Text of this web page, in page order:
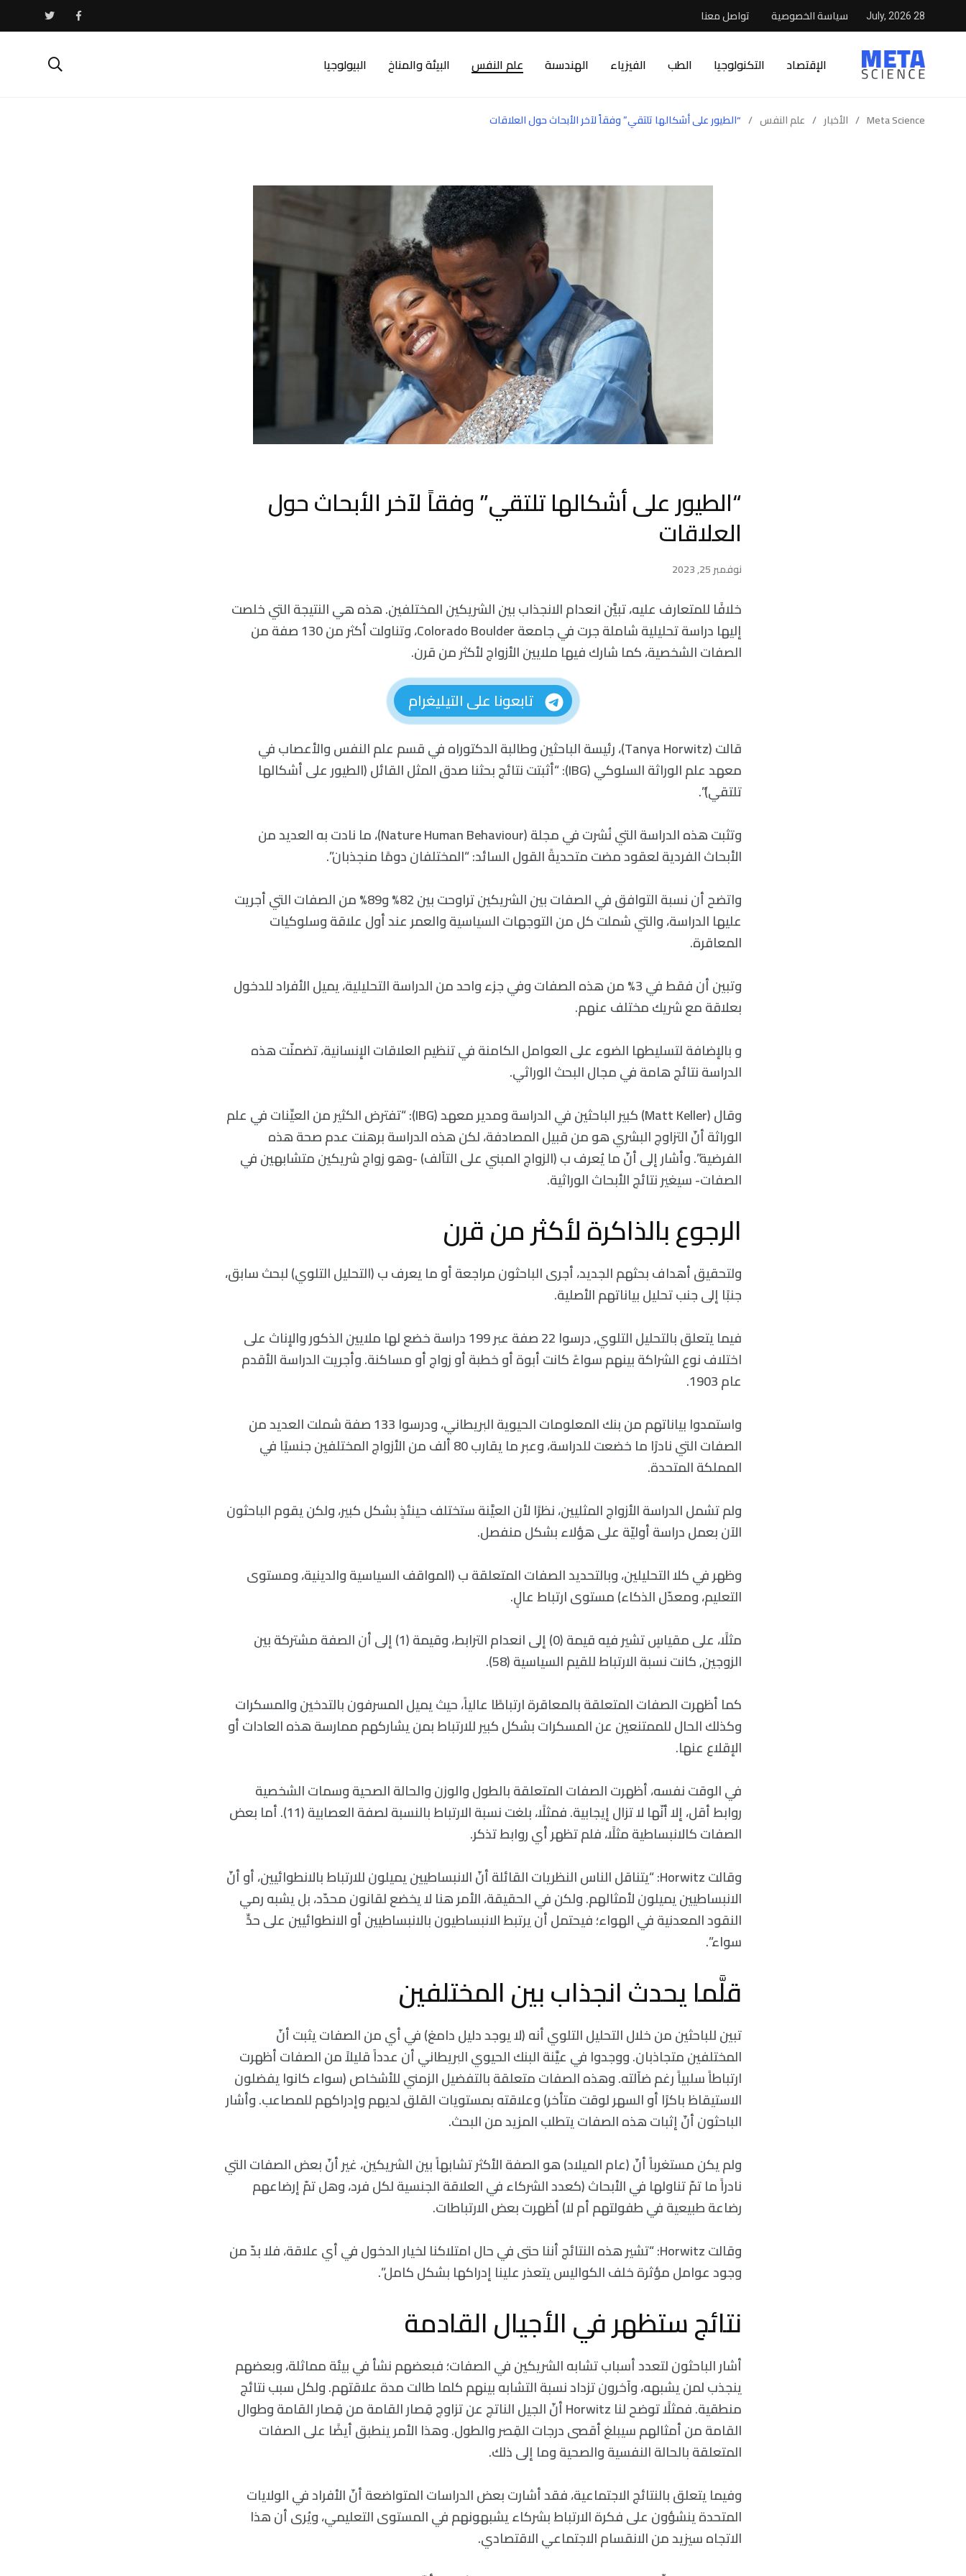
28 July, 2026 سياسة الخصوصية تواصل معنا
الإقتصاد التكنولوجيا الطب الفيزياء الهندسىة علم النفس البيئة والمناخ البيولوجيا
Meta Science
/ الأخبار / علم النفس / “الطيور على أشكالها تلتقي” وفقاً لآخر الأبحاث حول العلاقات
“الطيور على أشكالها تلتقي” وفقاً لآخر الأبحاث حول
العلاقات
نوفمبر 25, 2023
خلافًا للمتعارف عليه، تبيَّن انعدام الانجذاب بين الشريكين المختلفين. هذه هي النتيجة التي خلصت
إليها دراسة تحليلية شاملة جرت في جامعة Colorado Boulder، وتناولت أكثر من 130 صفة من
الصفات الشخصية، كما شارك فيها ملايين الأزواج لأكثر من قرن.
تابعونا على التيليغرام
قالت (Tanya Horwitz)، رئيسة الباحثين وطالبة الدكتوراه في قسم علم النفس والأعصاب في
معهد علم الوراثة السلوكي (IBG): “أثبتت نتائج بحثنا صدق المثل القائل (الطيور على أشكالها
تلتقي)”.
وتثبت هذه الدراسة التي نُشرت في مجلة (Nature Human Behaviour)، ما نادت به العديد من
الأبحاث الفردية لعقود مضت متحديةً القول السائد: “المختلفان دومًا منجذبان”.
واتضح أن نسبة التوافق في الصفات بين الشريكين تراوحت بين 82% و89% من الصفات التي أجريت
عليها الدراسة، والتي شملت كل من التوجهات السياسية والعمر عند أول علاقة وسلوكيات
المعاقرة.
وتبين أن فقط في 3% من هذه الصفات وفي جزء واحد من الدراسة التحليلية، يميل الأفراد للدخول
بعلاقة مع شريك مختلف عنهم.
و بالإضافة لتسليطها الضوء على العوامل الكامنة في تنظيم العلاقات الإنسانية، تضمنّت هذه
الدراسة نتائج هامة في مجال البحث الوراثي.
وقال (Matt Keller) كبير الباحثين في الدراسة ومدير معهد (IBG): “تفترض الكثير من العيِّنات في علم
الوراثة أنّ التزاوج البشري هو من قبيل المصادفة، لكن هذه الدراسة برهنت عدم صحة هذه
الفرضية”. وأشار إلى أنّ ما يُعرف ب (الزواج المبني على التآلف) -وهو زواج شريكين متشابهين في
الصفات- سيغير نتائج الأبحاث الوراثية.
الرجوع بالذاكرة لأكثر من قرن
ولتحقيق أهداف بحثهم الجديد، أجرى الباحثون مراجعة أو ما يعرف ب (التحليل التلوي) لبحث سابق،
جنبًا إلى جنب تحليل بياناتهم الأصلية.
فيما يتعلق بالتحليل التلوي, درسوا 22 صفة عبر 199 دراسة خضع لها ملايين الذكور والإناث على
اختلاف نوع الشراكة بينهم سواءً كانت أبوة أو خطبة أو زواج أو مساكنة. وأجريت الدراسة الأقدم
عام 1903.
واستمدوا بياناتهم من بنك المعلومات الحيوية البريطاني، ودرسوا 133 صفة شملت العديد من
الصفات التي نادرًا ما خضعت للدراسة، وعبر ما يقارب 80 ألف من الأزواج المختلفين جنسيًا في
المملكة المتحدة.
ولم تشمل الدراسة الأزواج المثليين، نظرًا لأن العيَّنة ستختلف حينئذٍ بشكل كبير، ولكن يقوم الباحثون
الآن بعمل دراسة أوليّة على هؤلاء بشكل منفصل.
وظهر في كلا التحليلين، وبالتحديد الصفات المتعلقة ب (المواقف السياسية والدينية، ومستوى
التعليم، ومعدّل الذكاء) مستوى ارتباط عالٍ.
مثلًا، على مقياسٍ تشير فيه قيمة (0) إلى انعدام الترابط، وقيمة (1) إلى أن الصفة مشتركة بين
الزوجين, كانت نسبة الارتباط للقيم السياسية (58).
كما أظهرت الصفات المتعلقة بالمعاقرة ارتباطًا عالياً، حيث يميل المسرفون بالتدخين والمسكرات
وكذلك الحال للممتنعين عن المسكرات بشكل كبير للارتباط بمن يشاركهم ممارسة هذه العادات أو
الإقلاع عنها.
في الوقت نفسه، أظهرت الصفات المتعلقة بالطول والوزن والحالة الصحية وسمات الشخصية
روابط أقل، إلا أنّها لا تزال إيجابية. فمثلًا، بلغت نسبة الارتباط بالنسبة لصفة العصابية (11). أما بعض
الصفات كالانبساطية مثلًا، فلم تظهر أي روابط تذكر.
وقالت Horwitz: “يتناقل الناس النظريات القائلة أنّ الانبساطيين يميلون للارتباط بالانطوائيين، أو أنّ
الانبساطيين يميلون لأمثالهم. ولكن في الحقيقة، الأمر هنا لا يخضع لقانون محدّد، بل يشبه رمي
النقود المعدنية في الهواء؛ فيحتمل أن يرتبط الانبساطيون بالانبساطيين أو الانطوائيين على حدٍّ
سواء”.
قلَّما يحدث انجذاب بين المختلفين
تبين للباحثين من خلال التحليل التلوي أنه (لا يوجد دليل دامغ) في أي من الصفات يثبت أنّ
المختلفين متجاذبان. ووجدوا في عيَّنة البنك الحيوي البريطاني أن عدداً قليلاً من الصفات أظهرت
ارتباطاً سلبياً رغم ضآلته. وهذه الصفات متعلقة بالتفضيل الزمني للأشخاص (سواء كانوا يفضلون
الاستيقاظ باكرًا أو السهر لوقت متأخر) وعلاقته بمستويات القلق لديهم وإدراكهم للمصاعب. وأشار
الباحثون أنّ إثبات هذه الصفات يتطلب المزيد من البحث.
ولم يكن مستغرباً أنّ (عام الميلاد) هو الصفة الأكثر تشابهاً بين الشريكين، غير أنّ بعض الصفات التي
نادراً ما تمّ تناولها في الأبحاث (كعدد الشركاء في العلاقة الجنسية لكل فرد، وهل تمّ إرضاعهم
رضاعة طبيعية في طفولتهم أم لا) أظهرت بعض الارتباطات.
وقالت Horwitz: “تشير هذه النتائج أننا حتى في حال امتلاكنا لخيار الدخول في أي علاقة، فلا بدّ من
وجود عوامل مؤثرة خلف الكواليس يتعذر علينا إدراكها بشكل كامل”.
نتائج ستظهر في الأجيال القادمة
أشار الباحثون لتعدد أسباب تشابه الشريكين في الصفات؛ فبعضهم نشأ في بيئة مماثلة، وبعضهم
ينجذب لمن يشبهه، وآخرون تزداد نسبة التشابه بينهم كلما طالت مدة علاقتهم. ولكل سبب نتائج
منطقية. فمثلًا توضح لنا Horwitz أنّ الجيل الناتج عن تزاوج قِصار القامة من قِصار القامة وطوال
القامة من أمثالهم سيبلغ أقصى درجات القِصر والطول. وهذا الأمر ينطبق أيضًا على الصفات
المتعلقة بالحالة النفسية والصحية وما إلى ذلك.
وفيما يتعلق بالنتائج الاجتماعية، فقد أشارت بعض الدراسات المتواضعة أنّ الأفراد في الولايات
المتحدة ينشؤون على فكرة الارتباط بشركاء يشبهونهم في المستوى التعليمي، ويُرى أن هذا
الاتجاه سيزيد من الانقسام الاجتماعي الاقتصادي.